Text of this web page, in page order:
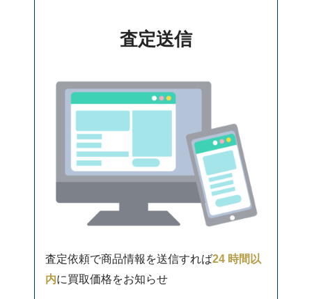
査定送信
査定依頼で商品情報を送信すれば24 時間以
内に買取価格をお知らせ